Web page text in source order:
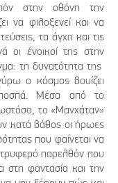
στην οθόνη την
να φιλοξενεί και να
τα άγχη και τις
οι ένοικοί της στην
τη δυνατότητα της
ο κόσμος βουίζει
Μέσα από το
το «Μανχάταν»
κατά βάθος οι ήρωες
που φαίνεται να
τρυφερό παρελθόν που
στη φαντασία και την